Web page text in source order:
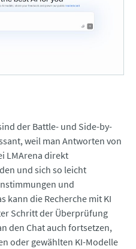
der Battle- und Side-by-
weil man Antworten von
LMArena direkt
und sich so leicht
und
kann die Recherche mit KI
Schritt der Überprüfung
den Chat auch fortsetzen,
oder gewählten KI-Modelle